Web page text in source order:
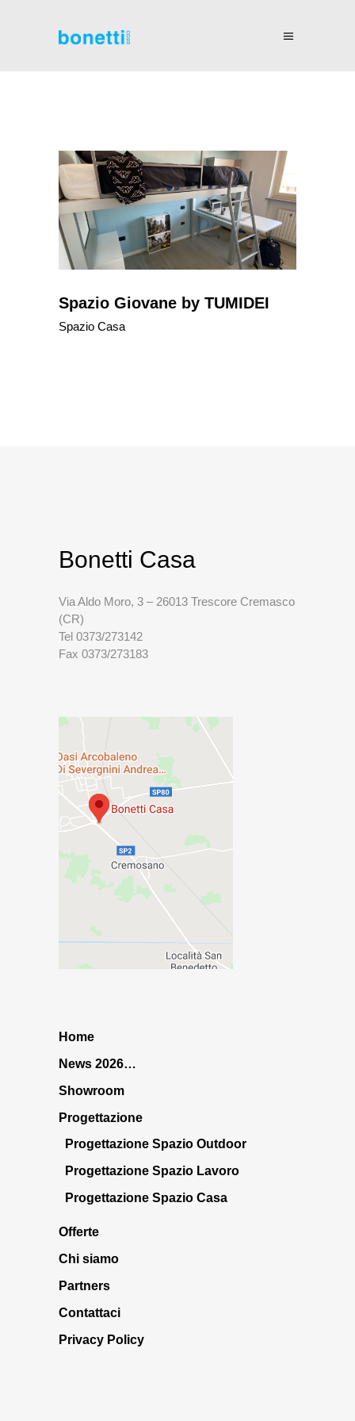
Spazio Giovane by TUMIDEI
Spazio Casa
Bonetti Casa
Via Aldo Moro, 3 – 26013 Trescore Cremasco
(CR)
Tel 0373/273142
Fax 0373/273183
Home
News 2026…
Showroom
Progettazione
Progettazione Spazio Outdoor
Progettazione Spazio Lavoro
Progettazione Spazio Casa
Offerte
Chi siamo
Partners
Contattaci
Privacy Policy